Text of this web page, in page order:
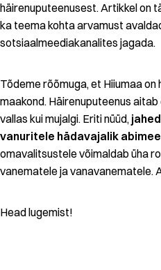
häirenuputeenusest. Artikkel on
ka teema kohta arvamust
sotsiaalmeediakanalites jagada.
Tõdeme rõõmuga, et Hiiumaa
maakond. Häirenuputeenus
vallas kui mujalgi. Eriti nüüd,
vanuritele hädavajalik
omavalitsustele võimaldab üha
vanematele ja vanavanematele.
Head lugemist!